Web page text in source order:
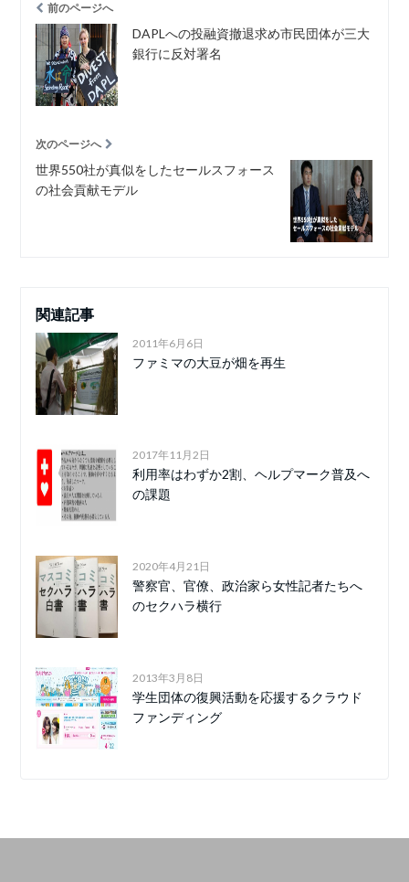
前のページへ
DAPLへの投融資撤退求め市民団体が三大
銀行に反対署名
次のページへ
世界550社が真似をしたセールスフォース
の社会貢献モデル
関連記事
2011年6月6日
ファミマの大豆が畑を再生
2017年11月2日
利用率はわずか2割、ヘルプマーク普及へ
の課題
2020年4月21日
警察官、官僚、政治家ら女性記者たちへ
のセクハラ横行
2013年3月8日
学生団体の復興活動を応援するクラウド
ファンディング